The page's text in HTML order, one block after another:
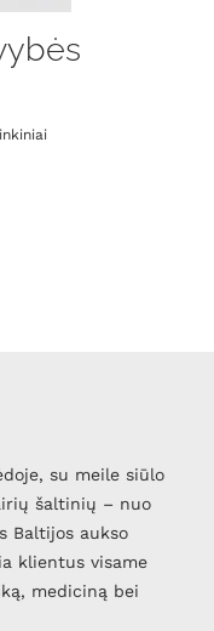
su meile siūlo
šaltinių – nuo
Baltijos aukso
klientus visame
mediciną bei